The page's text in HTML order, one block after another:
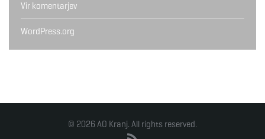
Vir komentarjev
WordPress.org
© 2026 AO Kranj. All rights reserved.